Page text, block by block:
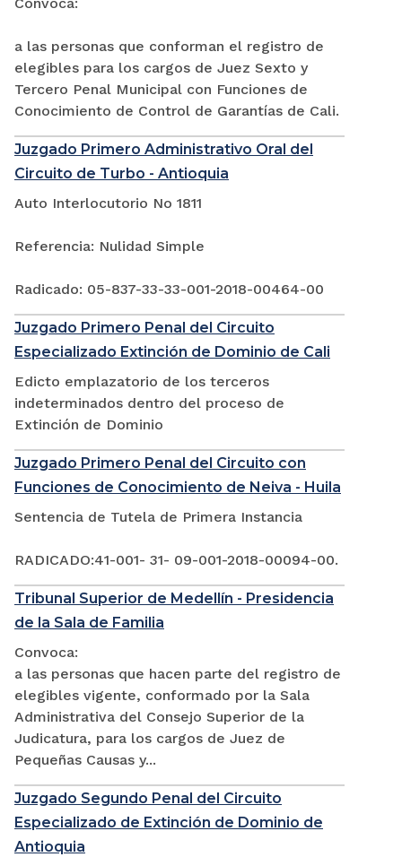
a las personas que conforman el registro de
elegibles para los cargos de Juez Sexto y
Tercero Penal Municipal con Funciones de
Conocimiento de Control de Garantías de Cali.
Juzgado Primero Administrativo Oral del
Circuito de Turbo - Antioquia
Auto Interlocutorio No 1811
Referencia: Nulidad Simple
Radicado: 05-837-33-33-001-2018-00464-00
Juzgado Primero Penal del Circuito
Especializado Extinción de Dominio de Cali
Edicto emplazatorio de los terceros
indeterminados dentro del proceso de
Extinción de Dominio
Juzgado Primero Penal del Circuito con
Funciones de Conocimiento de Neiva - Huila
Sentencia de Tutela de Primera Instancia
RADICADO:41-001- 31- 09-001-2018-00094-00.
Tribunal Superior de Medellín - Presidencia
de la Sala de Familia
Convoca:
a las personas que hacen parte del registro de
elegibles vigente, conformado por la Sala
Administrativa del Consejo Superior de la
Judicatura, para los cargos de Juez de
Pequeñas Causas y...
Juzgado Segundo Penal del Circuito
Especializado de Extinción de Dominio de
Antioquia